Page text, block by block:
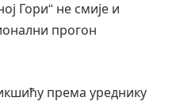
Гори“ не смије и
прогон
према уреднику